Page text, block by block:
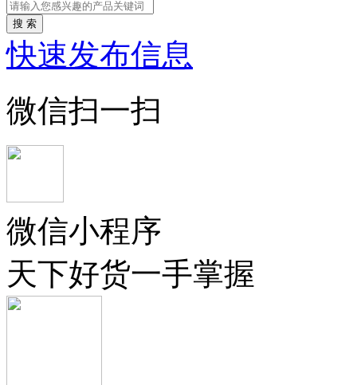
搜 索
快速发布信息
微信扫一扫
微信小程序
天下好货一手掌握